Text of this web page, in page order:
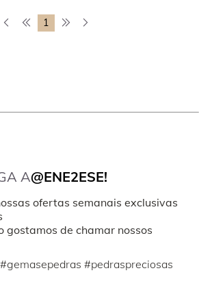
1
A@ENE2ESE!
ofertas semanais exclusivas
gostamos de chamar nossos
#pedraspreciosas